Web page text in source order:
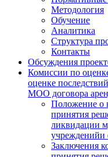
Методология
Обучение
Аналитика
Структура
Контакты
Обсуждения
Комиссии по
оценке
МОО договора
Положение о
принятия
ликвидации
учрежденийи
Заключения